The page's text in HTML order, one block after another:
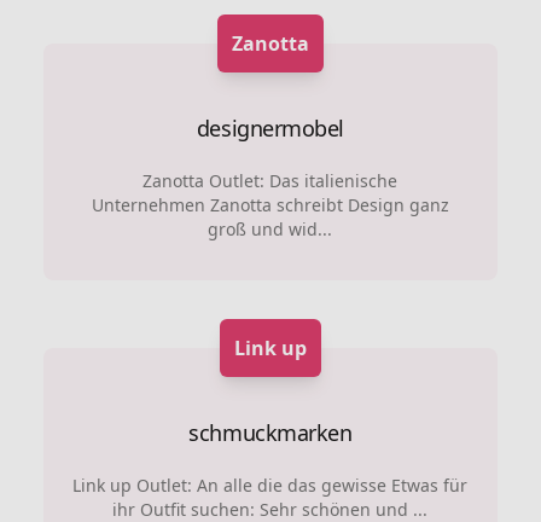
Zanotta
designermobel
Zanotta Outlet: Das italienische
Unternehmen Zanotta schreibt Design ganz
groß und wid...
Link up
schmuckmarken
Link up Outlet: An alle die das gewisse Etwas für
ihr Outfit suchen: Sehr schönen und ...